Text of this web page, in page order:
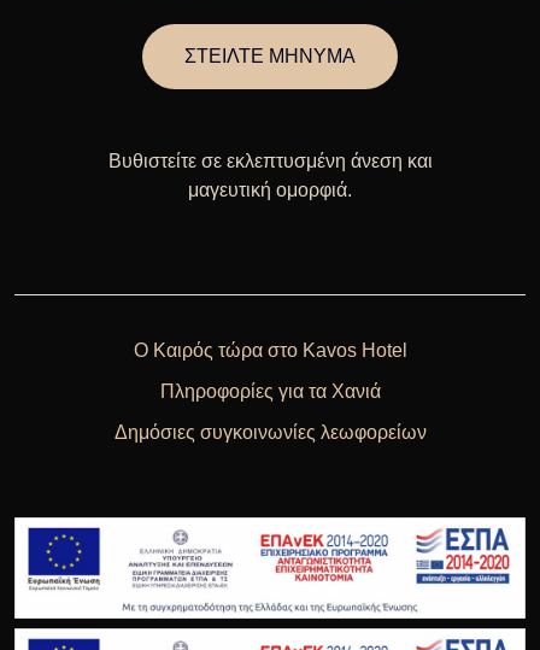
ΣΤΕΙΛΤΕ ΜΗΝΥΜΑ
Βυθιστείτε σε εκλεπτυσμένη άνεση και
μαγευτική ομορφιά.
Ο Καιρός τώρα στο Kavos Hotel
Πληροφορίες για τα Χανιά
Δημόσιες συγκοινωνίες λεωφορείων